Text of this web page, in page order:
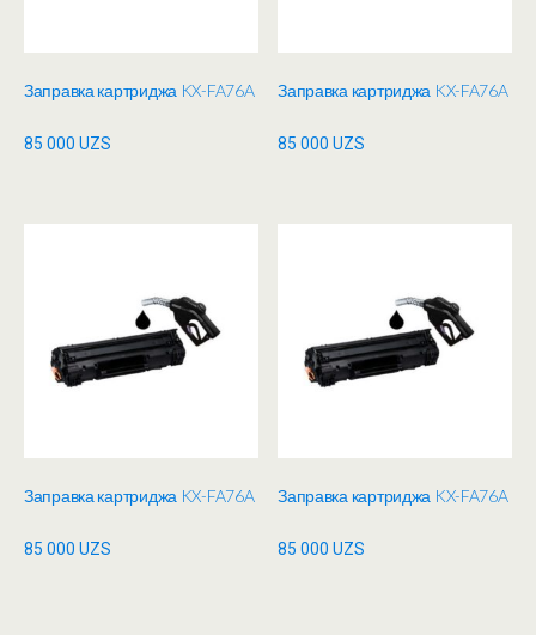
Заправка картриджа KX-FA76A
85 000 UZS
Заправка картриджа KX-FA76A
85 000UZS
Заправка картриджа KX-FA76A
85 000 UZS
Заправка картриджа KX-FA76A
85 000UZS